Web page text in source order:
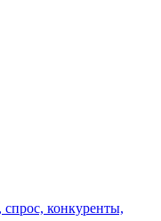
спрос, конкуренты,